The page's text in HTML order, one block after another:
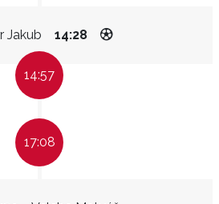
Jakub 14:28
14:57
17:08